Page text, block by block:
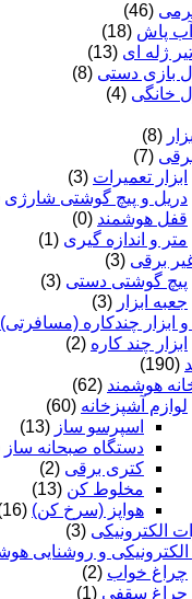
(46)
پاش (18)
ژله ای (13)
بازی دستی (8)
خانگی (4)
(8)
برقی (7)
ابزار تعمیرات (3)
دریل و پیچ گوشتی شارژی
قفل هوشمند (0)
متر و اندازه گیری (1)
غیر برقی (3)
پیچ گوشتی دستی (3)
جعبه ابزار (3)
و ابزار چندکاره (مسافرتی)
ابزار چند کاره (2)
(190)
هوشمند (62)
لوازم آشپزخانه (60)
اسپرسو ساز (13)
دستگاه صبحانه ساز
کتری برقی (2)
مخلوط کن (13)
هواپز (سرخ کن) (16)
الکترونیکی (3)
الکترونیکی و روشنایی
چراغ خواب (2)
چراغ سقفی (1)